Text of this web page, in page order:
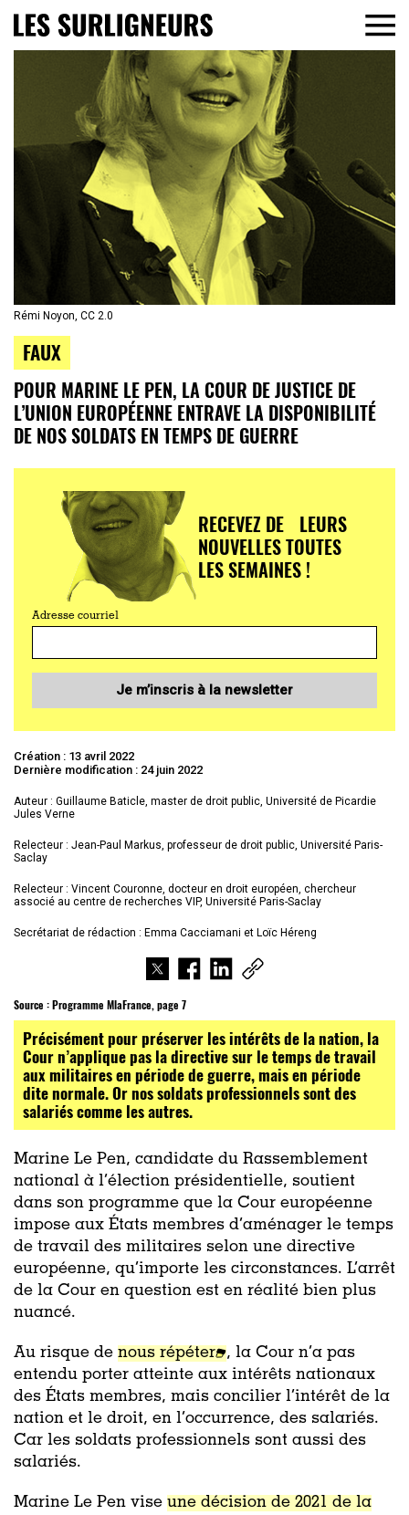
Rémi Noyon, CC 2.0
FAUX
POUR MARINE LE PEN, LA COUR DE JUSTICE DE
L’UNION EUROPÉENNE ENTRAVE LA DISPONIBILITÉ
DE NOS SOLDATS EN TEMPS DE GUERRE
RECEVEZ DE LEURS
NOUVELLES TOUTES
LES SEMAINES !
Adresse courriel
Je m’inscris à la newsletter
Création : 13 avril 2022
Dernière modification : 24 juin 2022
Auteur : Guillaume Baticle, master de droit public, Université de Picardie
Jules Verne
Relecteur : Jean-Paul Markus, professeur de droit public, Université Paris-
Saclay
Relecteur : Vincent Couronne, docteur en droit européen, chercheur
associé au centre de recherches VIP, Université Paris-Saclay
Secrétariat de rédaction : Emma Cacciamani et Loïc Héreng
Source :Programme MlaFrance, page 7
Précisément pour préserver les intérêts de la nation, la
Cour n’applique pas la directive sur le temps de travail
aux militaires en période de guerre, mais en période
dite normale. Or nos soldats professionnels sont des
salariés comme les autres.
Marine Le Pen, candidate du Rassemblement
national à l’élection présidentielle, soutient
dans son programme que la Cour européenne
impose aux États membres d’aménager le temps
de travail des militaires selon une directive
européenne, qu’importe les circonstances. L’arrêt
de la Cour en question est en réalité bien plus
nuancé.
Au risque de nous répéter
, la Cour n’a pas
entendu porter atteinte aux intérêts nationaux
des États membres, mais concilier l’intérêt de la
nation et le droit, en l’occurrence, des salariés.
Car les soldats professionnels sont aussi des
salariés.
Marine Le Pen vise une décision de 2021 de la